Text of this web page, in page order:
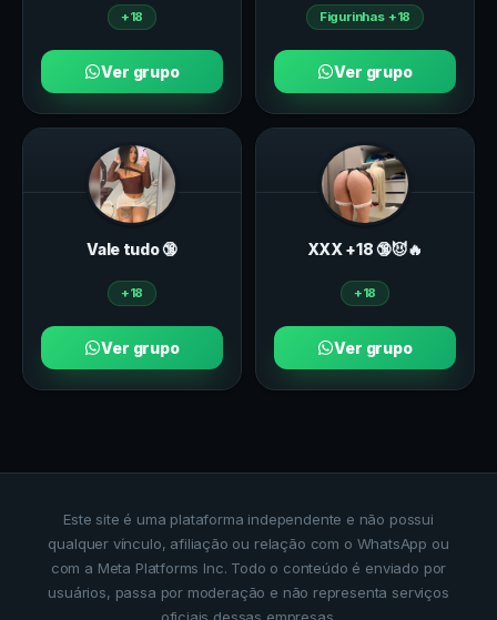
+18
Ver grupo
Figurinhas +18
Ver grupo
Vale tudo 🔞
+18
Ver grupo
ХXХ +18 🔞😈🔥
+18
Ver grupo
Este site é uma plataforma independente e não possui
qualquer vínculo, afiliação ou relação com o WhatsApp ou
com a Meta Platforms Inc. Todo o conteúdo é enviado por
usuários, passa por moderação e não representa serviços